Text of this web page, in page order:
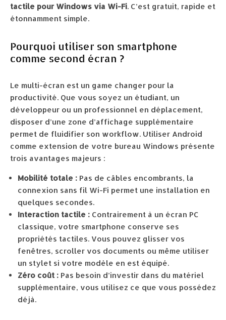
tactile pour Windows via Wi-Fi. C’est gratuit, rapide et
étonnamment simple.
Pourquoi utiliser son smartphone
comme second écran ?
Le multi-écran est un game changer pour la
productivité. Que vous soyez un étudiant, un
développeur ou un professionnel en déplacement,
disposer d’une zone d’affichage supplémentaire
permet de fluidifier son workflow. Utiliser Android
comme extension de votre bureau Windows présente
trois avantages majeurs :
Mobilité totale : Pas de câbles encombrants, la
connexion sans fil Wi-Fi permet une installation en
quelques secondes.
Interaction tactile : Contrairement à un écran PC
classique, votre smartphone conserve ses
propriétés tactiles. Vous pouvez glisser vos
fenêtres, scroller vos documents ou même utiliser
un stylet si votre modèle en est équipé.
Zéro coût : Pas besoin d’investir dans du matériel
supplémentaire, vous utilisez ce que vous possédez
déjà.